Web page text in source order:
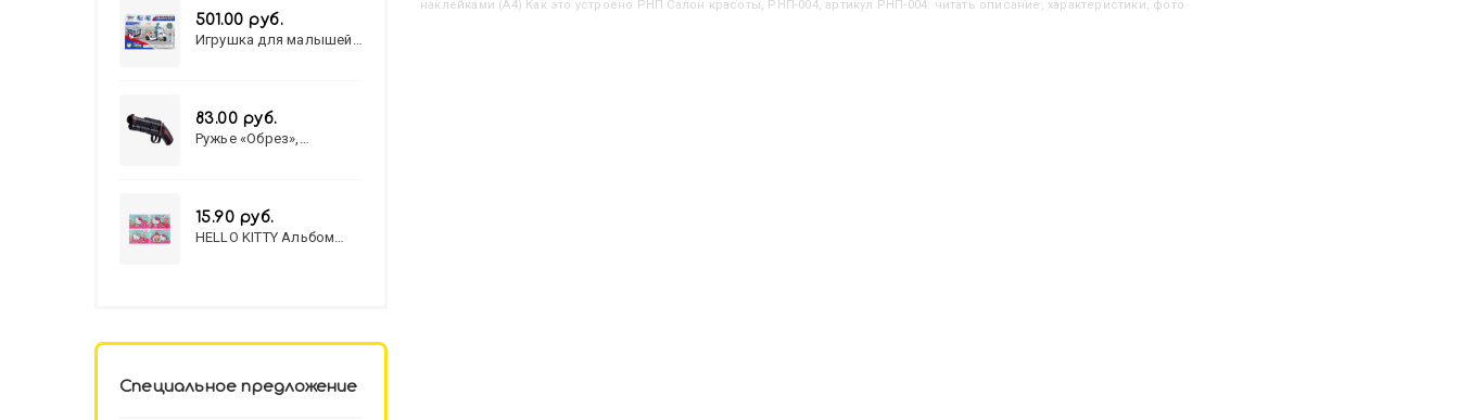
наклейками (А4) Как это устроено РНП Салон красоты, РНП-004, артикул РНП-004: читать описание, характеристики, фото
501.00 руб.
Игрушка для малышей
83.00 руб.
Ружье «Обрез»,
15.90 руб.
HELLO KITTY Альбом
Специальное предложение